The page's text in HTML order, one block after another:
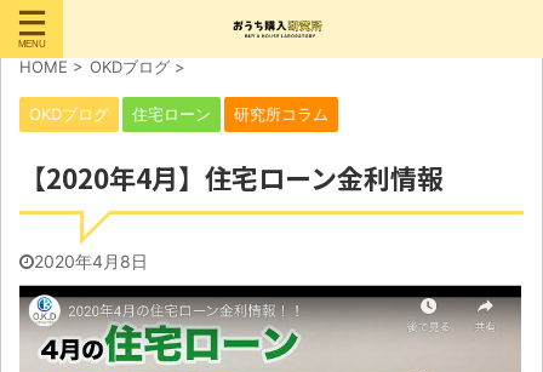
HOME > OKDブログ >
OKDブログ 住宅ローン 研究所コラム
【2020年4月】住宅ローン金利情報
2020年4月8日